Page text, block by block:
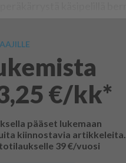
€/kk*
pääset lukemaan
kiinnostavia artikkeleita.
39 €/vuosi